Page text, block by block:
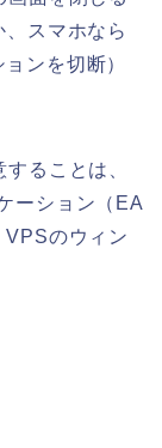
スマホなら
ンを切断）
ることは、
ーション（EA
VPSのウィン